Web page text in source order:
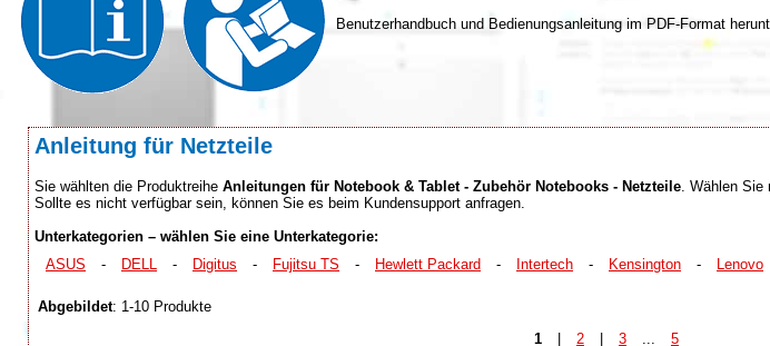
Benutzerhandbuch und Bedienungsanleitung im PDF-Format
Anleitung für Netzteile
Sie wählten die Produktreihe Anleitungen für Notebook & Tablet - Zubehör Notebooks - Netzteile . Wählen
Sollte es nicht verfügbar sein, können Sie es beim Kundensupport anfragen.
Unterkategorien – wählen Sie eine Unterkategorie:
ASUS
- DELL - Digitus - Fujitsu TS - Hewlett Packard - Intertech - Kensington - Lenovo
Abgebildet: 1-10 Produkte
1
| 2 | 3 5